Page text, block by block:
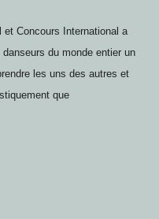
m t s
Concours International a
du monde entier un
les uns des autres et
que